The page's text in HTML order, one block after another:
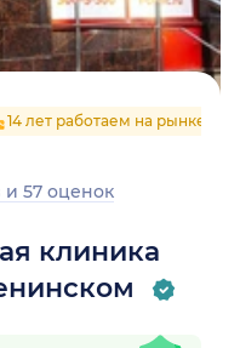
клиника
14 лет работаем на рынке
и 57 оценок